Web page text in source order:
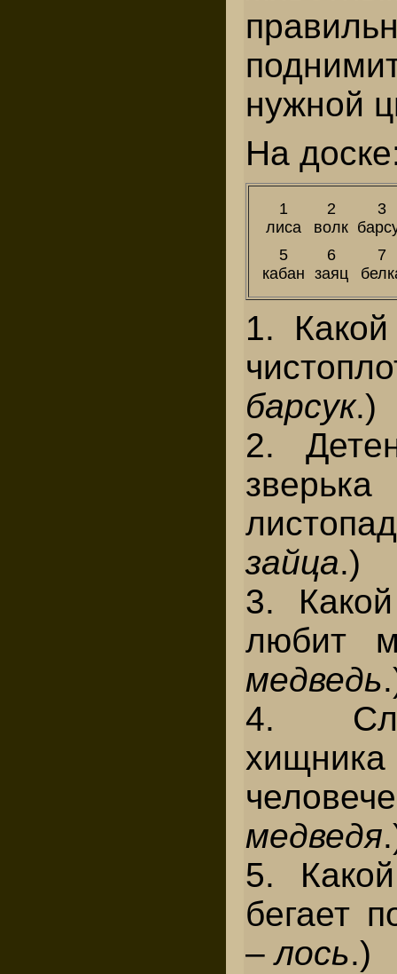
нужной
На
1
лиса
2
волк
3
5
кабан
6
заяц
7
1.
барсук.)
2.
зайца.)
3.
любит
медведь
4.
медведя
5.
бегает
–лось.)